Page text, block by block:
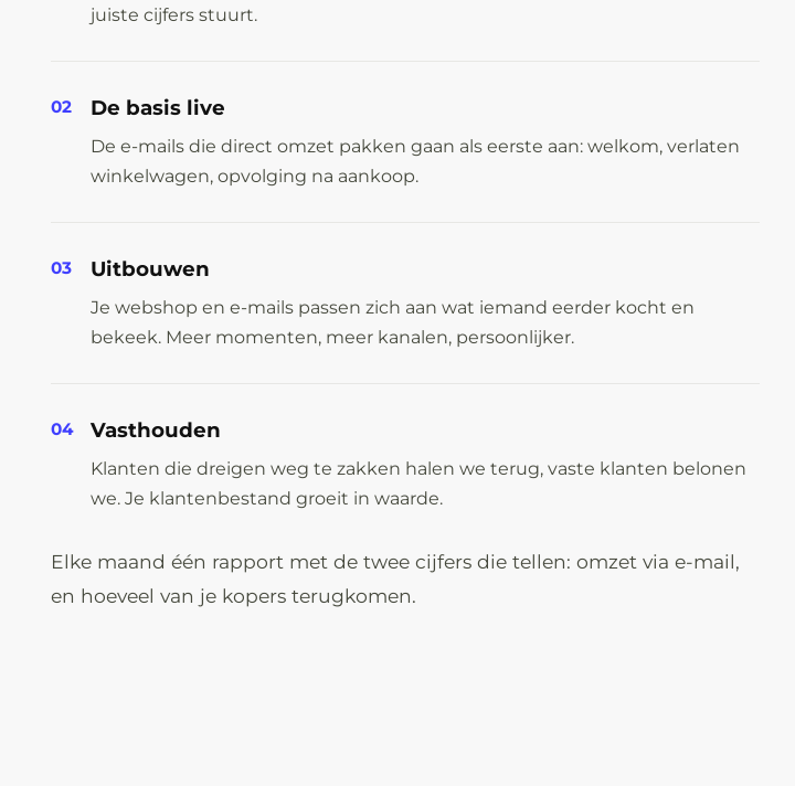
juiste cijfers stuurt.
02 De basis live
De e-mails die direct omzet pakken gaan als eerste aan: welkom, verlaten
winkelwagen, opvolging na aankoop.
03 Uitbouwen
Je webshop en e-mails passen zich aan wat iemand eerder kocht en
bekeek. Meer momenten, meer kanalen, persoonlijker.
04 Vasthouden
Klanten die dreigen weg te zakken halen we terug, vaste klanten belonen
we. Je klantenbestand groeit in waarde.
Elke maand één rapport met de twee cijfers die tellen: omzet via e-mail,
en hoeveel van je kopers terugkomen.